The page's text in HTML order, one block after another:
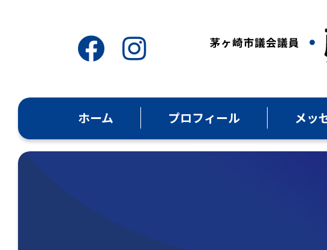
ホーム プロフィール メッ